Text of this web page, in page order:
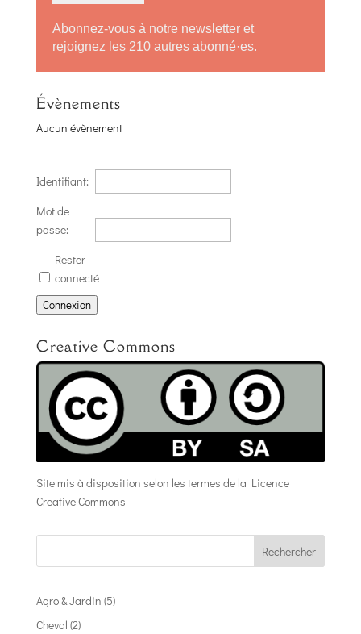
Abonnez-vous à notre newsletter et
rejoignez les 210 autres abonné·es.
Évènements
Aucun évènement
Identifiant:
Mot de
passe:
Rester
connecté
Connexion
Creative Commons
Site mis à disposition selon les termes de la Licence
Creative Commons
Rechercher
Agro & Jardin (5)
Cheval (2)